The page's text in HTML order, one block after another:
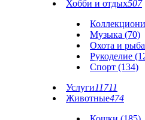
Хобби и отдых507
Музыка (70)
Охота и
Рукоделие
Спорт (134)
Услуги11711
Животные474